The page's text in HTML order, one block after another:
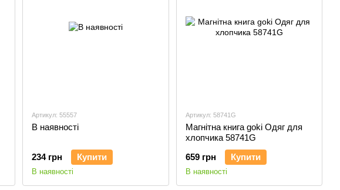
Артикул: 55557
В наявності
234 грн Купити
В наявності
Артикул: 58741G
Магнітна книга goki Одяг для
хлопчика 58741G
659 грн
Купити
В наявності